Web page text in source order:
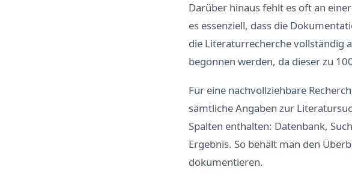
Darüber hinaus fehlt es oft an
es essenziell, dass die
die Literaturrecherche vollständig
begonnen werden, da dieser zu
Für eine nachvollziehbare
sämtliche Angaben zur
Spalten enthalten: Datenbank,
Ergebnis. So behält man den
dokumentieren.